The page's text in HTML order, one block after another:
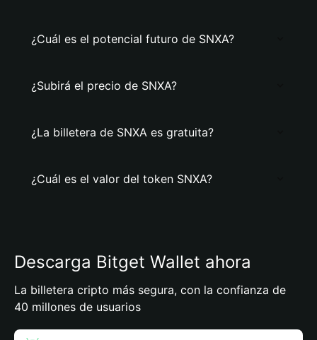
¿Cuál es el potencial futuro de SNXA?
¿Subirá el precio de SNXA?
¿La billetera de SNXA es gratuita?
¿Cuál es el valor del token SNXA?
Descarga Bitget Wallet ahora
La billetera cripto más segura, con la confianza de
40 millones de usuarios